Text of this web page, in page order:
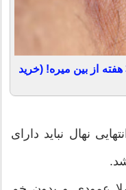
جای هر زخم و بخیه با این روش در 3 هفته از بین میره! (خرید
نهال نباید دارای